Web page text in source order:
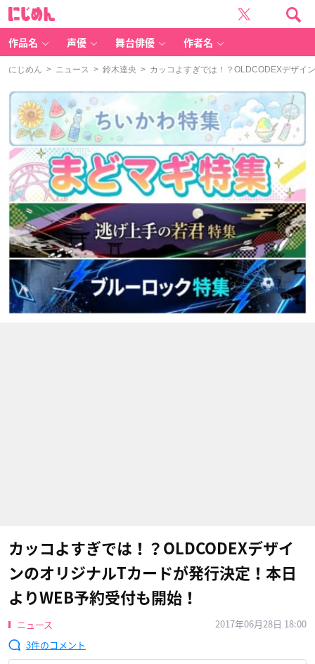
作品名 声優 舞台俳優 作者名
にじめん > ニュース > 鈴木達央 > カッコよすぎでは！？OLDCODEXデザイ
カッコよすぎでは！？OLDCODEXデザイ
ンのオリジナルTカードが発行決定！本日
よりWEB予約受付も開始！
ニュース
2017年06月28日 18:00
3